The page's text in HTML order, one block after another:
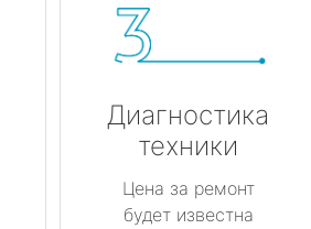
Диагностика
техники
Цена за ремонт
будет известна